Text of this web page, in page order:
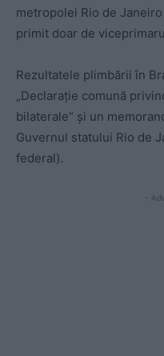
metropolei Rio de
primit doar de
Rezultatele plimbării în
„Declarație comună
bilaterale“ și un
Guvernul statului Rio de
federal).
-